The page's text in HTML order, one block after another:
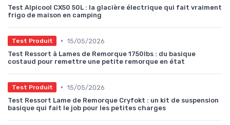
Test Alpicool CX50 50L : la glacière électrique qui fait vraiment
frigo de maison en camping
Test Produit • 15/05/2026
Test Ressort à Lames de Remorque 1750lbs : du basique
costaud pour remettre une petite remorque en état
Test Produit • 15/05/2026
Test Ressort Lame de Remorque Cryfokt : un kit de suspension
basique qui fait le job pour les petites charges